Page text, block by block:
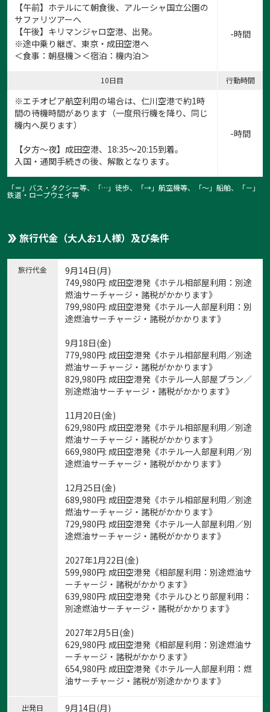
【午前】ホテルにて朝食後、アルーシャ国立公園の
サファリツアーへ
【午後】キリマンジャロ空港、出発。
※途中乗り継ぎ、東京・成田空港へ
＜食事：朝昼機＞＜宿泊：機内泊＞
-時間
10日目 行動時間
※エチオピア航空利用の場合は、仁川空港で約1時
間の待機時間があります（一度飛行機を降り、同じ
機内へ戻ります）
【夕方～夜】成田空港、18:35～20:15到着。
入国・通関手続きの後、解散となります。
-時間
「＝」バス・タクシー等、「…」徒歩、「→」航空機等、「〜」船舶、「－」
鉄道・ロープウェイ等
旅行代金（大人お1人様）及び条件
旅行代金
9月14日(月)
749,980円: 成田空港発《ホテル相部屋利用：別途
燃油サーチャージ・諸税がかかります》
799,980円: 成田空港発《ホテル一人部屋利用：別
途燃油サーチャージ・諸税がかかります》
9月18日(金)
779,980円: 成田空港発《ホテル相部屋利用／別途
燃油サーチャージ・諸税がかかります》
829,980円: 成田空港発《ホテル一人部屋プラン／
別途燃油サーチャージ・諸税がかかります》
11月20日(金)
629,980円: 成田空港発《ホテル相部屋利用／別途
燃油サーチャージ・諸税がかかります》
669,980円: 成田空港発《ホテル一人部屋利用／別
途燃油サーチャージ・諸税がかかります》
12月25日(金)
689,980円: 成田空港発《ホテル相部屋利用／別途
燃油サーチャージ・諸税がかかります》
729,980円: 成田空港発《ホテル一人部屋利用／別
途燃油サーチャージ・諸税がかかります》
2027年1月22日(金)
599,980円: 成田空港発《相部屋利用：別途燃油サ
ーチャージ・諸税がかかります》
639,980円: 成田空港発《ホテルひとり部屋利用：
別途燃油サーチャージ・諸税がかかります》
2027年2月5日(金)
629,980円: 成田空港発《相部屋利用：別途燃油サ
ーチャージ・諸税がかかります》
654,980円: 成田空港発《ホテル一人部屋利用：燃
油サーチャージ・諸税が別途かかります》
出発日
9月14日(月)